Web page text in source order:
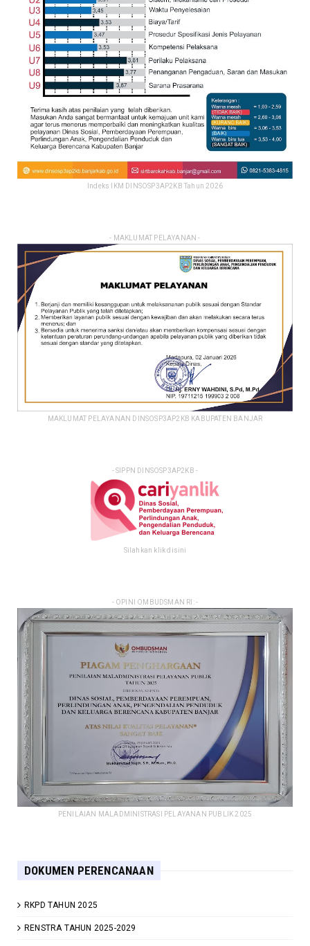
Indeks IKM DINSOSP3AP2KB Tahun 2026
- MAKLUMAT PELAYANAN -
MAKLUMAT PELAYANAN DINSOSP3AP2KB KABUPATEN BANJAR
- SIPPN DINSOSP3AP2KB -
Silahkan klik disini
- OPINI OMBUDSMAN RI: -
PENILAIAN MALADMINISTRASI PELAYANAN PUBLIK 2025
DOKUMEN PERENCANAAN
RKPD TAHUN 2025
RENSTRA TAHUN 2025-2029